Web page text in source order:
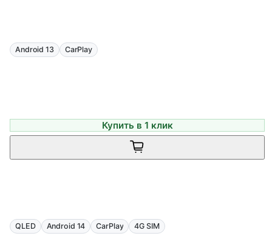
Android 13 CarPlay
Купить в 1 клик
QLED Android 14 CarPlay 4G SIM